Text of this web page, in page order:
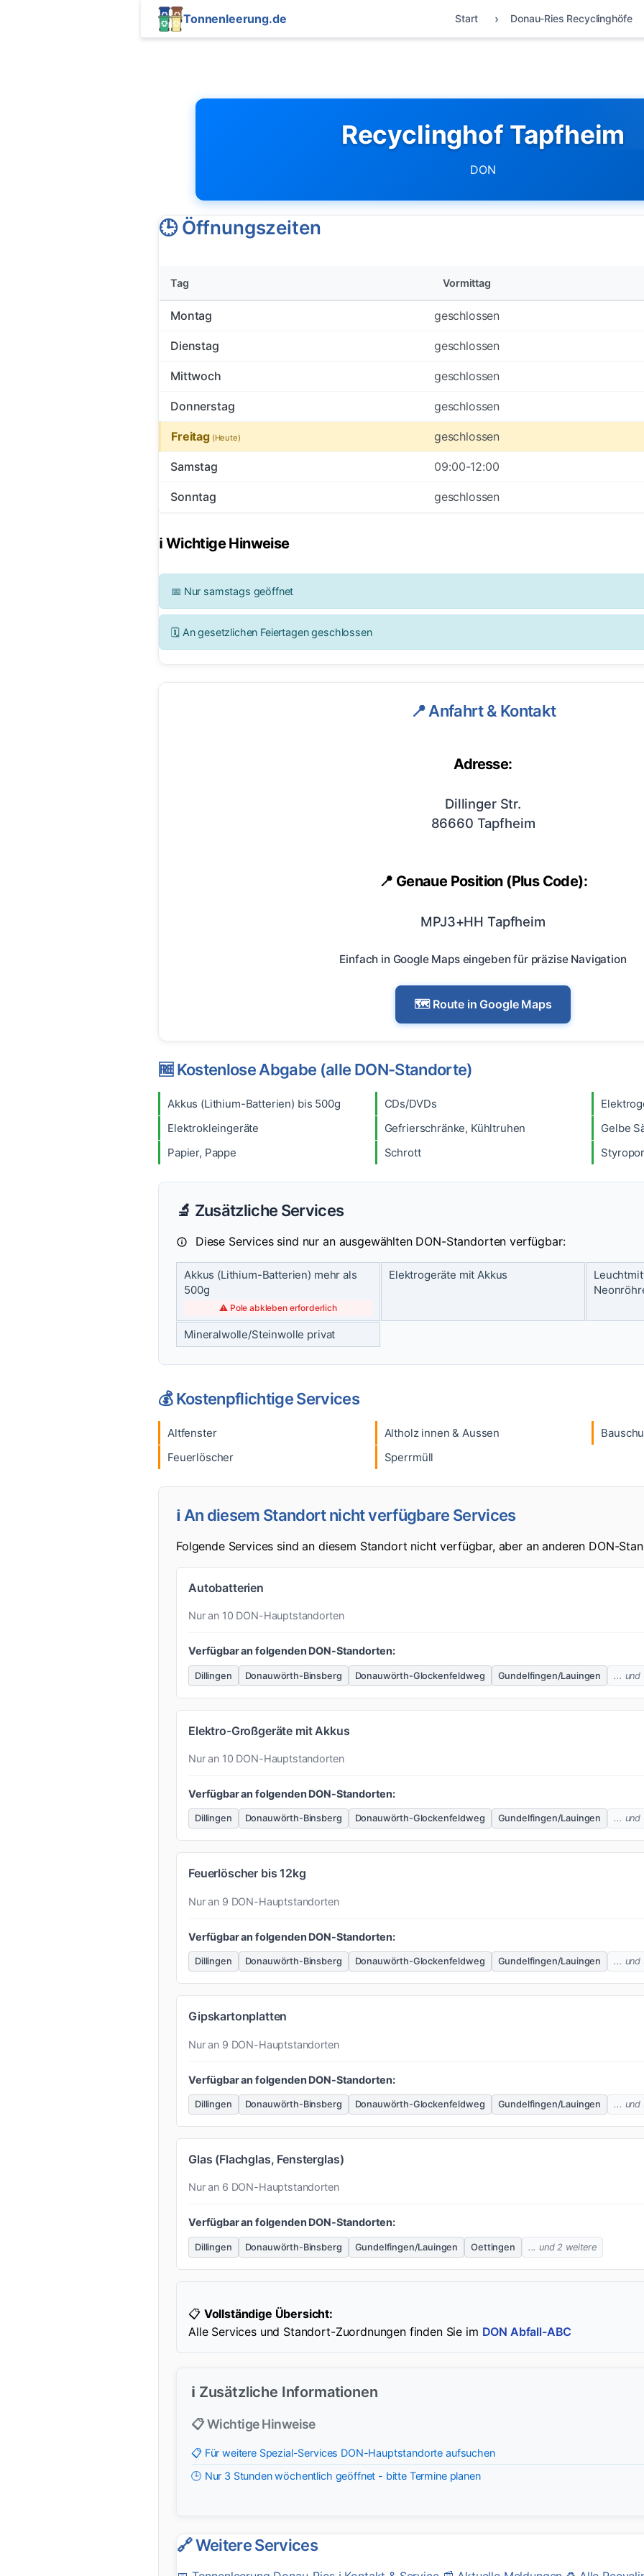
Tonnenleerung.de Start Donau-Ries Recyclinghöfe
Recyclinghof Tapfheim
DON
🕒 Öffnungszeiten
Tag Vormittag
Montag geschlossen
Dienstag geschlossen
Mittwoch geschlossen
Donnerstag geschlossen
Freitag geschlossen
Samstag 09:00-12:00
Sonntag geschlossen
ℹ️ Wichtige Hinweise
📅 Nur samstags geöffnet
🗓️ An gesetzlichen Feiertagen geschlossen
📍 Anfahrt & Kontakt
Adresse:
Dillinger Str.
86660 Tapfheim
📍 Genaue Position (Plus Code):
MPJ3+HH Tapfheim
Einfach in Google Maps eingeben für präzise Navigation
🗺️ Route in Google Maps
🆓 Kostenlose Abgabe (alle DON-Standorte)
Akkus (Lithium-Batterien) bis 500g CDs/DVDs
Elektrokleingeräte
Gefrierschränke, Kühltruhen
Gelbe
Papier, Pappe
Schrott Styropor
🔬 Zusätzliche Services
Diese Services sind nur an ausgewählten DON-Standorten verfügbar:
Akkus (Lithium-Batterien) mehr als
500g
⚠️ Pole abkleben erforderlich
Elektrogeräte mit Akkus
Mineralwolle/Steinwolle privat
💰 Kostenpflichtige Services
Altfenster Altholz innen & Aussen
Feuerlöscher
Sperrmüll
ℹ️ An diesem Standort nicht verfügbare Services
Folgende Services sind an diesem Standort nicht verfügbar, aber an anderen DON-
Autobatterien
Nur an 10 DON-Hauptstandorten
Verfügbar an folgenden DON-Standorten:
Dillingen Donauwörth-Binsberg Donauwörth-Glockenfeldweg Gundelfingen/Lauingen ... und
Elektro-Großgeräte mit Akkus
Nur an 10 DON-Hauptstandorten
Verfügbar an folgenden DON-Standorten:
Dillingen Donauwörth-Binsberg Donauwörth-Glockenfeldweg Gundelfingen/Lauingen ... und
Feuerlöscher bis 12kg
Nur an 9 DON-Hauptstandorten
Verfügbar an folgenden DON-Standorten:
Dillingen Donauwörth-Binsberg Donauwörth-Glockenfeldweg Gundelfingen/Lauingen ... und
Gipskartonplatten
Nur an 9 DON-Hauptstandorten
Verfügbar an folgenden DON-Standorten:
Dillingen Donauwörth-Binsberg Donauwörth-Glockenfeldweg Gundelfingen/Lauingen ... und
Glas (Flachglas, Fensterglas)
Nur an 6 DON-Hauptstandorten
Verfügbar an folgenden DON-Standorten:
Dillingen Donauwörth-Binsberg Gundelfingen/Lauingen Oettingen ... und 2 weitere
📋 Vollständige Übersicht:
Alle Services und Standort-Zuordnungen finden Sie im DON Abfall-ABC
ℹ️ Zusätzliche Informationen
📋 Wichtige Hinweise
📋 Für weitere Spezial-Services DON-Hauptstandorte aufsuchen
🕒 Nur 3 Stunden wöchentlich geöffnet - bitte Termine planen
🔗 Weitere Services